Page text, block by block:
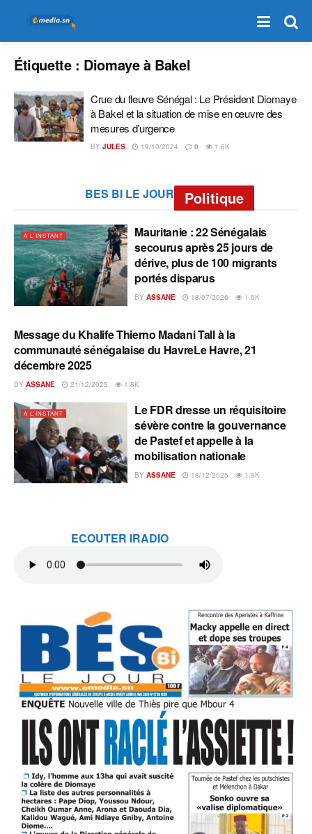
Étiquette : Diomaye à Bakel
Crue du fleuve Sénégal : Le Président Diomaye
à Bakel et la situation de mise en œuvre des
mesures d’urgence
BY JULES 19/10/2024 0 1.6K
BES BI LE JOUR Politique
A L'INSTANT
Mauritanie : 22 Sénégalais
secourus après 25 jours de
dérive, plus de 100 migrants
portés disparus
BY ASSANE 18/07/2026 1.5K
A L'INSTANT
Message du Khalife Thierno Madani Tall à la
communauté sénégalaise du HavreLe Havre, 21
décembre 2025
BY ASSANE 21/12/2025 1.8K
A L'INSTANT
Le FDR dresse un réquisitoire
sévère contre la gouvernance
de Pastef et appelle à la
mobilisation nationale
BY ASSANE 18/12/2025 1.9K
ECOUTER IRADIO